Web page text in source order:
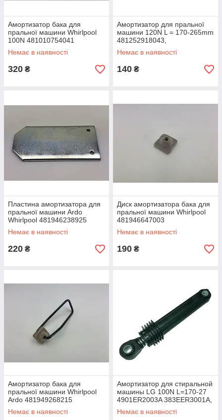
Амортизатор бака для
пральної машини Whirlpool
100N 481010754041
06230106
Немає в наявності
320 ₴
Амортизатор для пральної
машини 120N L = 170-265mm
481252918043,
481252918061 Whirlpool
Немає в наявності
140 ₴
Пластина амортизатора для
пральної машини Ardo
Whirlpool 481946238925
Немає в наявності
220 ₴
Диск амортизатора бака для
пральної машини Whirlpool
481946647003
Немає в наявності
190 ₴
Амортизатор бака для
пральної машини Whirlpool
Ardo 481949268215
Немає в наявності
Амортизатор для стиральной
машины LG 100N L=170-27
4901ER2003A 383EER3001A,
383EER3001G,
383EER3001H
Немає в наявності